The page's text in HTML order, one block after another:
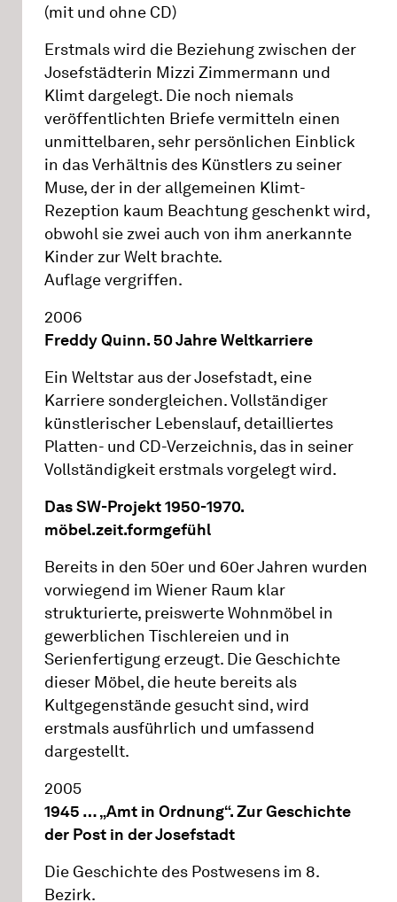
(mit und ohne CD)
Erstmals wird die Beziehung zwischen der
Josefstädterin Mizzi Zimmermann und
Klimt dargelegt. Die noch niemals
veröffentlichten Briefe vermitteln einen
unmittelbaren, sehr persönlichen Einblick
in das Verhältnis des Künstlers zu seiner
Muse, der in der allgemeinen Klimt-
Rezeption kaum Beachtung geschenkt wird,
obwohl sie zwei auch von ihm anerkannte
Kinder zur Welt brachte.
Auflage vergriffen.
2006
Freddy Quinn. 50 Jahre Weltkarriere
Ein Weltstar aus der Josefstadt, eine
Karriere sondergleichen. Vollständiger
künstlerischer Lebenslauf, detailliertes
Platten- und CD-Verzeichnis, das in seiner
Vollständigkeit erstmals vorgelegt wird.
Das SW-Projekt 1950-1970.
möbel.zeit.formgefühl
Bereits in den 50er und 60er Jahren wurden
vorwiegend im Wiener Raum klar
strukturierte, preiswerte Wohnmöbel in
gewerblichen Tischlereien und in
Serienfertigung erzeugt. Die Geschichte
dieser Möbel, die heute bereits als
Kultgegenstände gesucht sind, wird
erstmals ausführlich und umfassend
dargestellt.
2005
1945 … „Amt in Ordnung“. Zur Geschichte
der Post in der Josefstadt
Die Geschichte des Postwesens im 8.
Bezirk.